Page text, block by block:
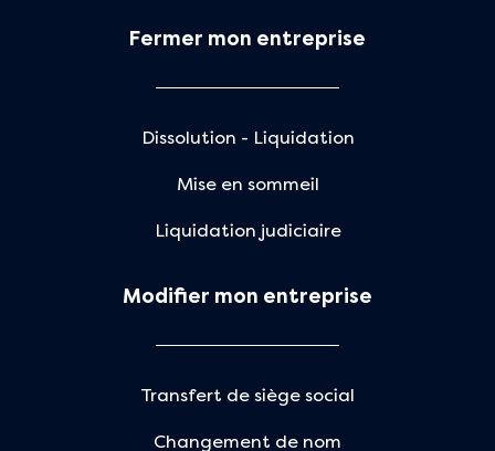
Fermer mon entreprise
Dissolution - Liquidation
Mise en sommeil
Liquidation judiciaire
Modifier mon entreprise
Transfert de siège social
Changement de nom